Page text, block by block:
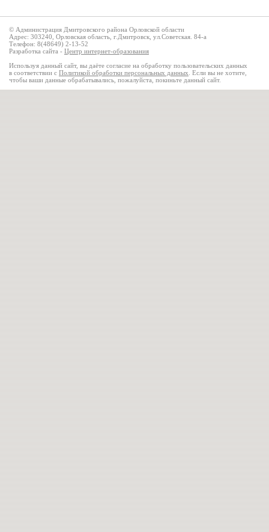
© Администрация Дмитровского района Орловской области
Адрес: 303240, Орловская область, г.Дмитровск, ул.Советская. 84-а
Телефон: 8(48649) 2-13-52
Разработка сайта - Центр интернет-образования
Используя данный сайт, вы даёте согласие на обработку пользовательских данных
в соответствии с Политикой обработки персональных данных . Если вы не хотите,
чтобы ваши данные обрабатывались, пожалуйста, покиньте данный сайт.